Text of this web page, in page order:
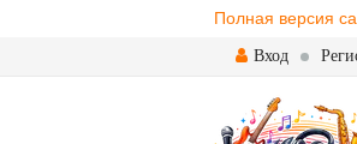
Полная версия
Вход